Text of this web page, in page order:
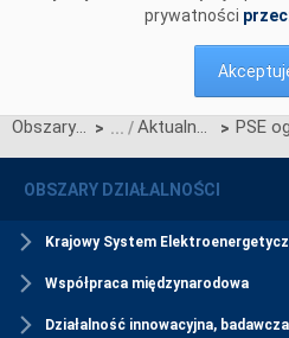
prywatności
Obszary działalności > Aktualności Rynku Mocy >
OBSZARY DZIAŁALNOŚCI
Krajowy System
Współpraca międzynarodowa
Działalność innowacyjna,